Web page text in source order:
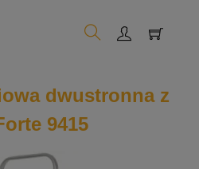
dwustronna z
9415